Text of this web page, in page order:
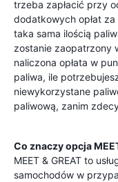
trzeba zapłacić przy
dodatkowych opłat
taka sama ilością
zostanie zaopatrzony
naliczona opłata w
paliwa, ile
niewykorzystane
paliwową, zanim
Co znaczy opcja
MEET & GREAT to
samochodów w